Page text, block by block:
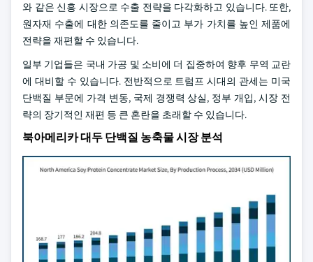
와 같은 신흥 시장으로 수출 전략을 다각화하고 있습니다. 또한,
원자재 수출에 대한 의존도를 줄이고 부가 가치를 높인 제품에
전략을 재편할 수 있습니다.
일부 기업들은 국내 가공 및 소비에 더 집중하여 향후 무역 교란
에 대비할 수 있습니다. 전반적으로 트럼프 시대의 관세는 미국
단백질 부문에 가격 변동, 국제 경쟁력 상실, 정부 개입, 시장 전
략의 장기적인 재편 등 큰 혼란을 초래할 수 있습니다.
북아메리카 대두 단백질 농축물 시장 분석